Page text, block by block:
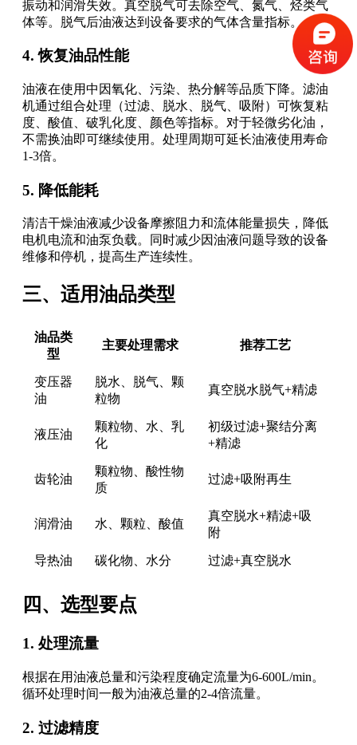
振动和润滑失效。真空脱气可去除空气、氮气、烃类气
体等。脱气后油液达到设备要求的气体含量指标。
4. 恢复油品性能
油液在使用中因氧化、污染、热分解等品质下降。滤油
机通过组合处理（过滤、脱水、脱气、吸附）可恢复粘
度、酸值、破乳化度、颜色等指标。对于轻微劣化油，
不需换油即可继续使用。处理周期可延长油液使用寿命
1-3倍。
5. 降低能耗
清洁干燥油液减少设备摩擦阻力和流体能量损失，降低
电机电流和油泵负载。同时减少因油液问题导致的设备
维修和停机，提高生产连续性。
三、适用油品类型
油品类
型
主要处理需求 推荐工艺
变压器
油
脱水、脱气、颗
粒物
真空脱水脱气+精滤
液压油
颗粒物、水、乳
化
初级过滤+聚结分离
+精滤
齿轮油
颗粒物、酸性物
质
过滤+吸附再生
润滑油 水、颗粒、酸值
真空脱水+精滤+吸
附
导热油 碳化物、水分 过滤+真空脱水
四、选型要点
1. 处理流量
根据在用油液总量和污染程度确定流量为6-600L/min。
循环处理时间一般为油液总量的2-4倍流量。
2. 过滤精度